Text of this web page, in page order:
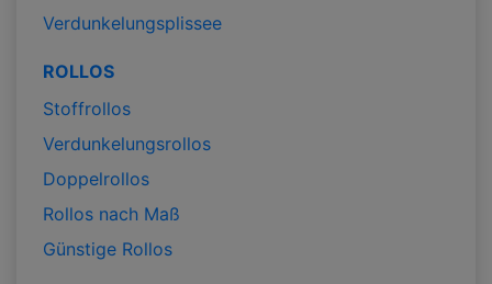
Verdunkelungsplissee
ROLLOS
Stoffrollos
Verdunkelungsrollos
Doppelrollos
Rollos nach Maß
Günstige Rollos